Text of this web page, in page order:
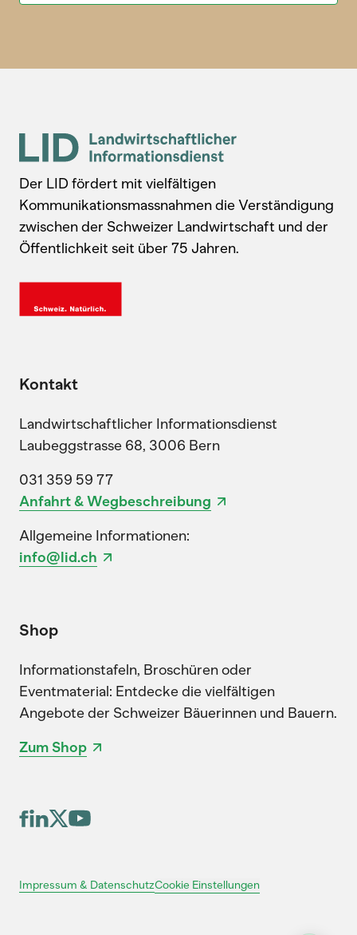
Der LID fördert mit vielfältigen
Kommunikationsmassnahmen die Verständigung
zwischen der Schweizer Landwirtschaft und der
Öffentlichkeit seit über 75 Jahren.
Kontakt
Landwirtschaftlicher Informationsdienst
Laubeggstrasse 68, 3006 Bern
031 359 59 77
Anfahrt & Wegbeschreibung
Allgemeine Informationen:
info@lid.ch
Shop
Informationstafeln, Broschüren oder
Eventmaterial: Entdecke die vielfältigen
Angebote der Schweizer Bäuerinnen und Bauern.
Zum Shop
Impressum & DatenschutzCookie Einstellungen